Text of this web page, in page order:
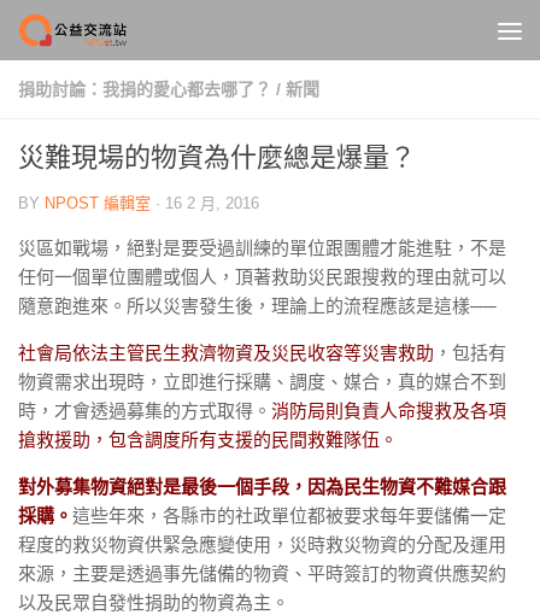
Skip to content
捐助討論：我捐的愛心都去哪了？ / 新聞
災難現場的物資為什麼總是爆量？
BY NPOST 編輯室 · 16 2 月, 2016
災區如戰場，絕對是要受過訓練的單位跟團體才能進駐，不是
任何一個單位團體或個人，頂著救助災民跟搜救的理由就可以
隨意跑進來。所以災害發生後，理論上的流程應該是這樣──
社會局依法主管民生救濟物資及災民收容等災害救助 ， 包括有
物資需求出現時，立即進行採購、調度、媒合，真的媒合不到
時，才會透過募集的方式取得。 消防局則負責人命搜救及各項
搶救援助，包含調度所有支援的民間救難隊伍。
對外募集物資絕對是最後一個手段，因為民生物資不難媒合跟
採購。 這些年來，各縣市的社政單位都被要求每年要儲備一定
程度的救災物資供緊急應變使用，災時救災物資的分配及運用
來源，主要是透過事先儲備的物資、平時簽訂的物資供應契約
以及民眾自發性捐助的物資為主。